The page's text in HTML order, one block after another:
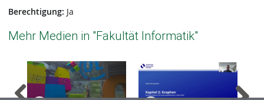
Berechtigung: Ja
Mehr Medien in "Fakultät Informatik"